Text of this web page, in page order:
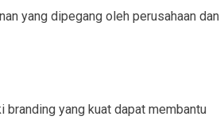
yang dipegang oleh perusahaan dan
branding yang kuat dapat membantu